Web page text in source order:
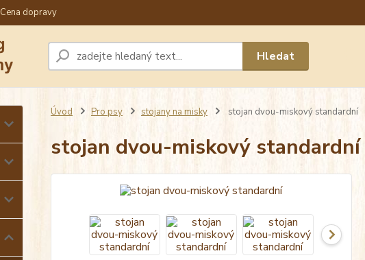
Cena dopravy
Hledat
Úvod Pro psy stojany na misky stojan dvou-miskový standardní
stojan dvou-miskový standardní